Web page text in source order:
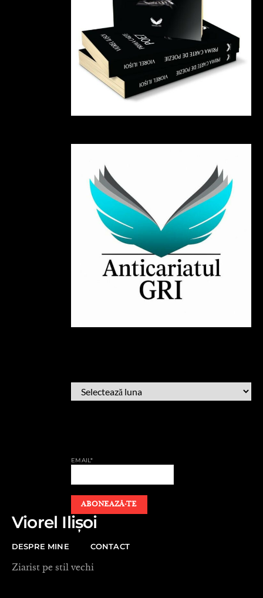
EMAIL*
Viorel Ilișoi
DESPRE MINE CONTACT
Ziarist pe stil vechi